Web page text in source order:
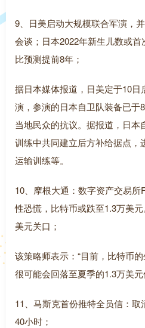
9、日美启动大规模联合军演，
会谈；日本2022年新生儿数或首
比预测提前8年；
据日本媒体报道，日美定于10日
演，参演的日本自卫队装备已于
当地民众的抗议。据报道，日本
训练中共同建立后方补给据点，
运输训练等。
10、摩根大通：数字资产交易
性恐慌，比特币或跌至1.3万美
美元关口；
该策略师表示：“目前，比特币
很可能会回落至夏季的1.3万美元
11、马斯克首份推特全员信：
40小时；